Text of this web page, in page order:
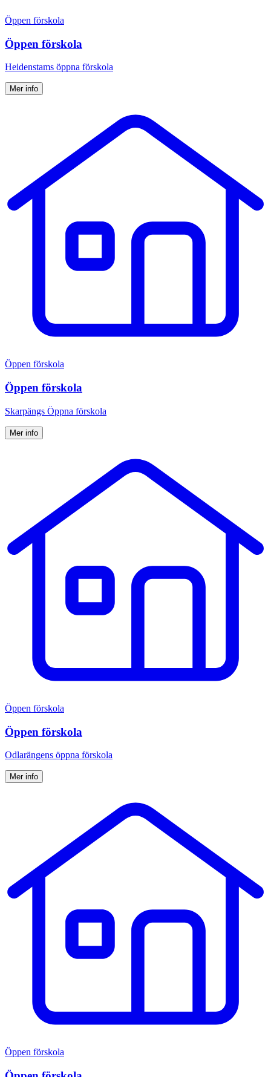
Öppen förskola
Öppen förskola
Heidenstams öppna förskola
Mer info
Öppen förskola
Öppen förskola
Skarpängs Öppna förskola
Mer info
Öppen förskola
Öppen förskola
Odlarängens öppna förskola
Mer info
Öppen förskola